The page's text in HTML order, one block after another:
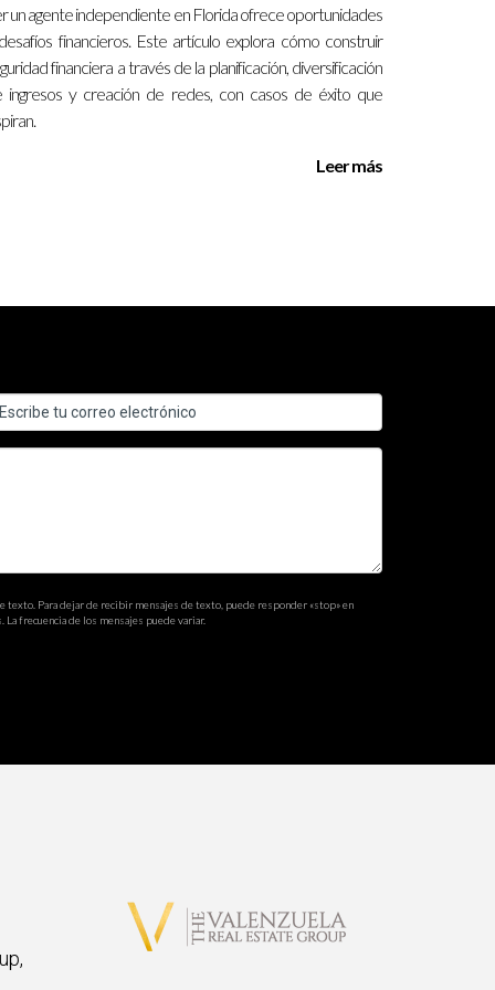
de que estaba limitando su potencial.
le permitió aumentar
a aquellos dispuestos a pagar más por
Florida. Cada tipo tiene sus pros y contras; la
cuidadosamente y estar dispuesto a
optimizar tus comisiones o necesitas
un agente independiente en Florida ofrece oportunidades
financieros. Este artículo explora cómo construir
financiera a través de la planificación, diversificación
ingresos y creación de redes, con casos de éxito que
Leer más
texto. Para dejar de recibir mensajes de texto, puede responder «stop» en
frecuencia de los mensajes puede variar.